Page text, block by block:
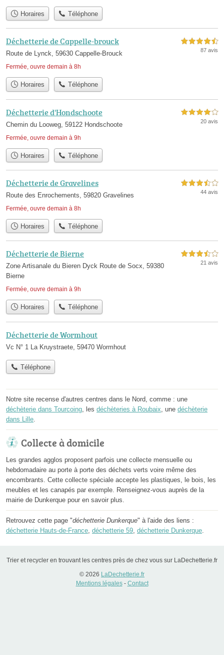
Horaires Téléphone
Déchetterie de Cappelle-brouck
Route de Lynck, 59630 Cappelle-Brouck
Fermée, ouvre demain à 8h
4,5 étoiles sur 5
87 avis
Horaires Téléphone
Déchetterie d'Hondschoote
Chemin du Looweg, 59122 Hondschoote
Fermée, ouvre demain à 9h
4,0 étoiles sur 5
20 avis
Horaires Téléphone
Déchetterie de Gravelines
Route des Enrochements, 59820 Gravelines
Fermée, ouvre demain à 8h
3,5 étoiles sur 5
44 avis
Horaires Téléphone
Déchetterie de Bierne
Zone Artisanale du Bieren Dyck Route de Socx, 59380
Bierne
Fermée, ouvre demain à 9h
3,5 étoiles sur 5
21 avis
Horaires Téléphone
Déchetterie de Wormhout
Vc N° 1 La Kruystraete, 59470 Wormhout
Téléphone
Notre site recense d'autres centres dans le Nord, comme : une
déchèterie dans Tourcoing, les déchèteries à Roubaix, une déchèterie
dans Lille.
Collecte à domicile
Les grandes agglos proposent parfois une collecte mensuelle ou
hebdomadaire au porte à porte des déchets verts voire même des
encombrants. Cette collecte spéciale accepte les plastiques, le bois, les
meubles et les canapés par exemple. Renseignez-vous auprès de la
mairie de Dunkerque pour en savoir plus.
Retrouvez cette page "déchetterie Dunkerque" à l'aide des liens :
déchetterie Hauts-de-France, déchetterie 59, déchetterie Dunkerque.
Trier et recycler en trouvant les centres près de chez vous sur LaDechetterie.fr
© 2026 LaDechetterie.fr
Mentions légales- Contact